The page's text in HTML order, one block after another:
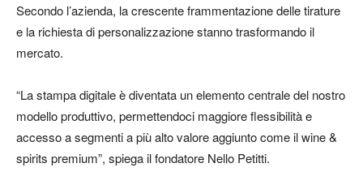
Secondo l’azienda, la crescente frammentazione delle tirature
e la richiesta di personalizzazione stanno trasformando il
mercato.
“La stampa digitale è diventata un elemento centrale del nostro
modello produttivo, permettendoci maggiore flessibilità e
accesso a segmenti a più alto valore aggiunto come il wine &
spirits premium”, spiega il fondatore Nello Petitti.